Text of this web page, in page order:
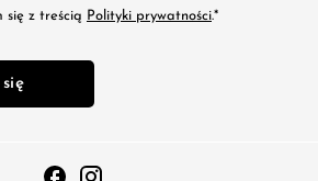
się z treścią Polityki prywatności.*